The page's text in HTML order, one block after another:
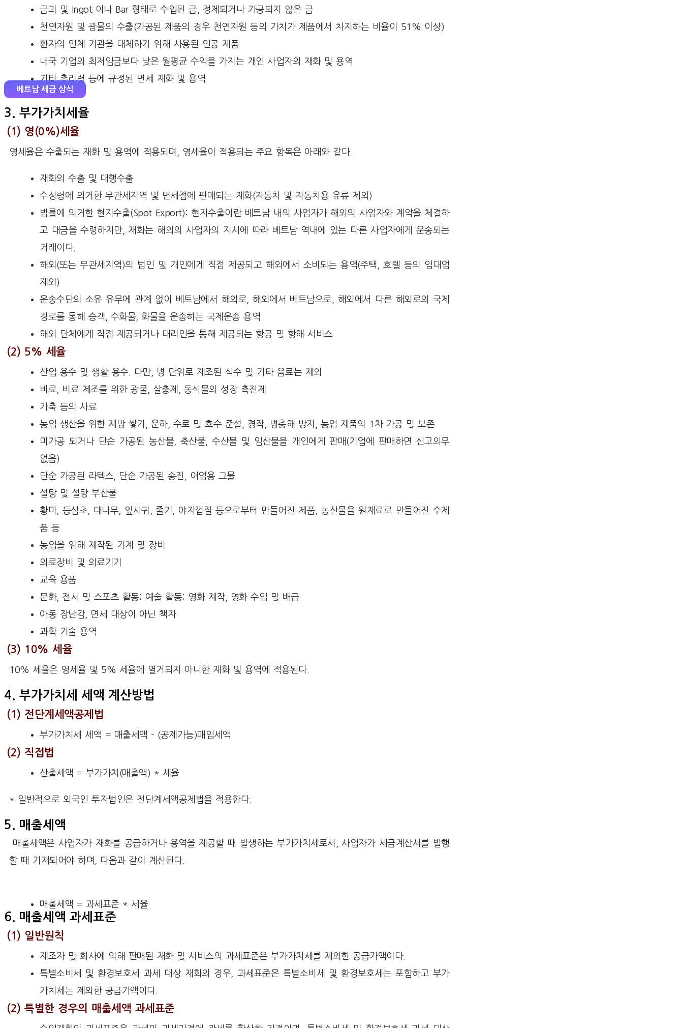
금괴 및 Ingot 이나 Bar 형태로 수입된 금, 정제되거나 가공되지 않은 금
천연자원 및 광물의 수출(가공된 제품의 경우 천연자원 등의 가치가 제품에서 차지하는 비율이 51% 이상)
환자의 인체 기관을 대체하기 위해 사용된 인공 제품
내국 기업의 최저임금보다 낮은 월평균 수익을 가지는 개인 사업자의 재화 및 용역
기타 총리령 등에 규정된 면세 재화 및 용역
베트남 세금 상식
3. 부가가치세율
( 1) 영(0%)세율
영세율은 수출되는 재화 및 용역에 적용되며, 영세율이 적용되는 주요 항목은 아래와 같다.
재화의 수출 및 대행수출
수상령에 의거한 무관세지역 및 면세점에 판매되는 재화(자동차 및 자동차용 유류 제외)
법률에 의거한 현지수출(Spot Export): 현지수출이란 베트남 내의 사업자가 해외의 사업자와 계약을 체결하
고 대금을 수령하지만, 재화는 해외의 사업자의 지시에 따라 베트남 역내에 있는 다른 사업자에게 운송되는
거래이다.
해외(또는 무관세지역)의 법인 및 개인에게 직접 제공되고 해외에서 소비되는 용역(주택, 호텔 등의 임대업
제외)
운송수단의 소유 유무에 관계 없이 베트남에서 해외로, 해외에서 베트남으로, 해외에서 다른 해외로의 국제
경로를 통해 승객, 수화물, 화물을 운송하는 국제운송 용역
해외 단체에게 직접 제공되거나 대리인을 통해 제공되는 항공 및 항해 서비스
(2) 5% 세율
산업 용수 및 생활 용수. 다만, 병 단위로 제조된 식수 및 기타 음료는 제외
비료, 비료 제조를 위한 광물, 살충제, 동식물의 성장 촉진제
가축 등의 사료
농업 생산을 위한 제방 쌓기, 운하, 수로 및 호수 준설, 경작, 병충해 방지, 농업 제품의 1차 가공 및 보존
미가공 되거나 단순 가공된 농산물, 축산물, 수산물 및 임산물을 개인에게 판매(기업에 판매하면 신고의무
없음)
단순 가공된 라텍스, 단순 가공된 송진, 어업용 그물
설탕 및 설탕 부산물
황마, 등심초, 대나무, 잎사귀, 줄기, 야자껍질 등으로부터 만들어진 제품, 농산물을 원재료로 만들어진 수제
품 등
농업을 위해 제작된 기계 및 장비
의료장비 및 의료기기
교육 용품
문화, 전시 및 스포츠 활동; 예술 활동; 영화 제작, 영화 수입 및 배급
아동 장난감, 면세 대상이 아닌 책자
과학 기술 용역
(3) 10% 세율
10% 세율은 영세율 및 5% 세율에 열거되지 아니한 재화 및 용역에 적용된다.
4. 부가가치세 세액 계산방법
(1) 전단계세액공제법
부가가치세 세액 = 매출세액 – (공제가능)매입세액
(2) 직접법
산출세액 = 부가가치(매출액) * 세율
* 일반적으로 외국인 투자법인은 전단계세액공제법을 적용한다.
5. 매출세액
매출세액은 사업자가 재화를 공급하거나 용역을 제공할 때 발생하는 부가가치세로서, 사업자가 세금계산서를 발행
할 때 기재되어야 하며, 다음과 같이 계산된다.
매출세액 = 과세표준 * 세율
6. 매출세액 과세표준
(1) 일반원칙
제조자 및 회사에 의해 판매된 재화 및 서비스의 과세표준은 부가가치세를 제외한 공급가액이다.
특별소비세 및 환경보호세 과세 대상 재화의 경우, 과세표준은 특별소비세 및 환경보호세는 포함하고 부가
가치세는 제외한 공급가액이다.
(2) 특별한 경우의 매출세액 과세표준